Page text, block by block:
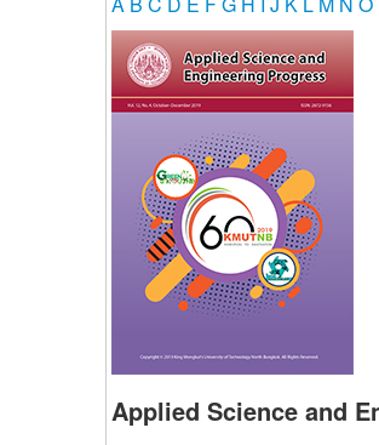
Applied Science and